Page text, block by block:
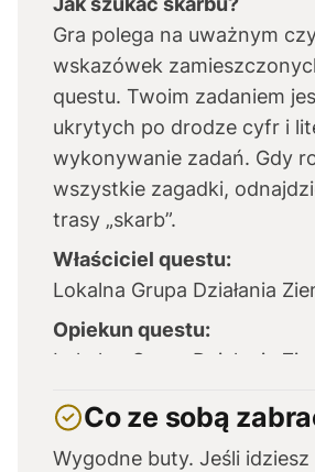
Gra polega na uważnym
wskazówek
questu. Twoim zadaniem
ukrytych po drodze cyfr i
wykonywanie zadań. Gdy
wszystkie zagadki,
trasy „skarb”.
Właściciel questu:
Lokalna Grupa Działania
Opiekun questu:
Lokalna Grupa Działania
Co ze sobą
Wygodne buty. Jeśli